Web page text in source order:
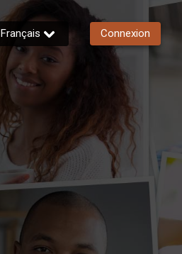
Français Connexion